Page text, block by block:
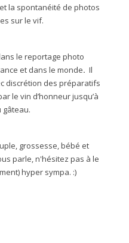
la spontanéité de photos
sur le vif.
le reportage photo
et dans le monde. Il
discrétion des préparatifs
le vin d’honneur jusqu’à
gâteau.
grossesse, bébé et
parle, n'hésitez pas à le
hyper sympa. :)